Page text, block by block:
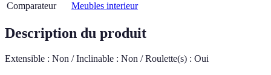
Comparateur
Meubles interieur
Description du produit
Extensible : Non / Inclinable : Non / Roulette(s) : Oui